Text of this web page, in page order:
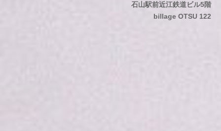
石山駅前近江鉄道ビル5階
billage OTSU 122